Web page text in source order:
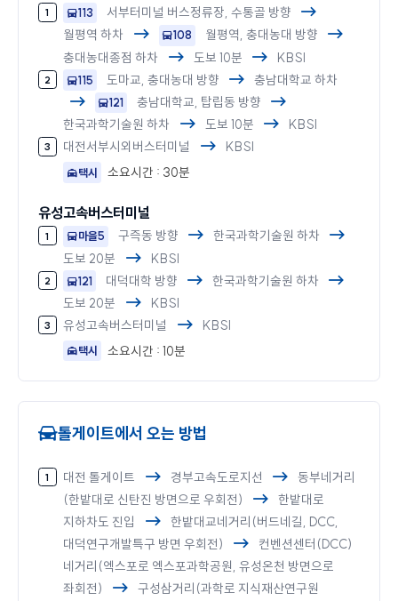
113
서부터미널 버스정류장, 수통골 방향
월평역 하차
108
월평역, 충대농대 방향
충대농대종점 하차
도보 10분 KBSI
115 도마교, 충대농대 방향 충남대학교 하차
121
충남대학교, 탑립동 방향
한국과학기술원 하차
도보 10분
KBSI
대전서부시외버스터미널
KBSI
택시 소요시간 : 30분
유성고속버스터미널
마을5 구즉동 방향
한국과학기술원 하차
도보 20분
KBSI
121 대덕대학 방향
한국과학기술원 하차
도보 20분
KBSI
유성고속버스터미널
KBSI
택시 소요시간 : 10분
톨게이트에서 오는 방법
대전 톨게이트 경부고속도로지선
동부네거리
(한밭대로 신탄진 방면으로 우회전)
한밭대로
지하차도 진입
한밭대교네거리(버드네길, DCC,
대덕연구개발특구 방면 우회전)
컨벤션센터(DCC)
네거리(엑스포로 엑스포과학공원, 유성온천 방면으로
좌회전)
구성삼거리(과학로 지식재산연구원